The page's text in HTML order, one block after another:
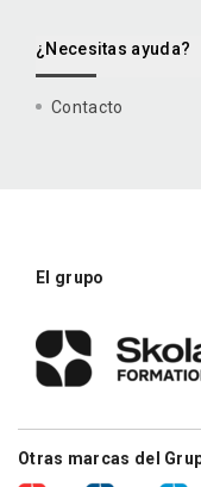
¿Necesitas ayuda?
Contacto
El grupo
Otras marcas del